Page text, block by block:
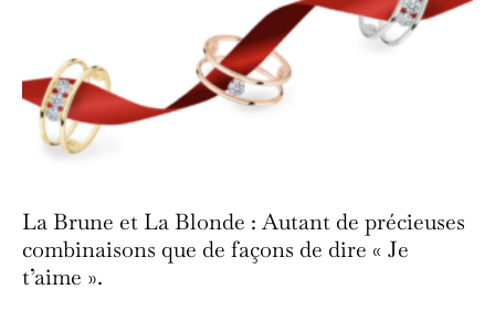
La Brune et La Blonde : Autant de précieuses
combinaisons que de façons de dire « Je
t’aime ».